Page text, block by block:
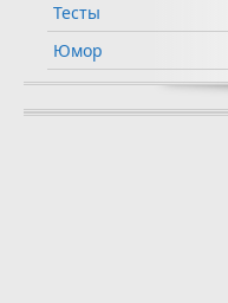
Тесты
Юмор